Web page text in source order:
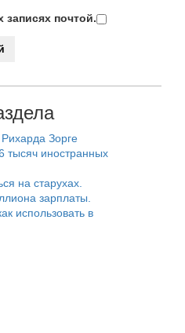
почтой.
Зорге
тысяч иностранных
на старухах.
зарплаты.
использовать в